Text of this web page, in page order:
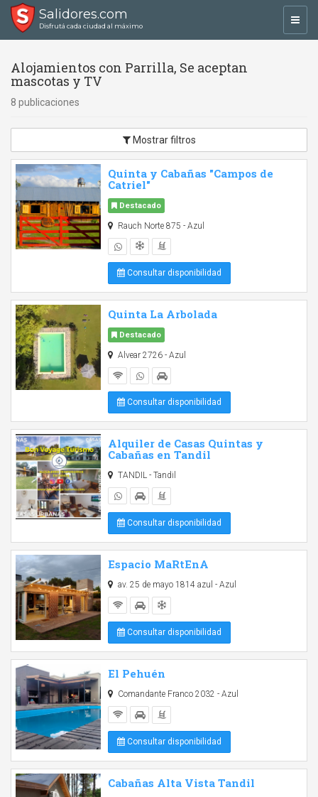
Salidores.com
Disfrutá cada ciudad al máximo
Alojamientos con Parrilla, Se aceptan
mascotas y TV
8 publicaciones
Mostrar filtros
Quinta y Cabañas "Campos de
Catriel"
Destacado
Rauch Norte 875 - Azul
Consultar disponibilidad
Quinta La Arbolada
Destacado
Alvear 2726 - Azul
Consultar disponibilidad
Alquiler de Casas Quintas y
Cabañas en Tandil
TANDIL - Tandil
Consultar disponibilidad
Espacio MaRtEnA
av. 25 de mayo 1814 azul - Azul
Consultar disponibilidad
El Pehuén
Comandante Franco 2032 - Azul
Consultar disponibilidad
Cabañas Alta Vista Tandil